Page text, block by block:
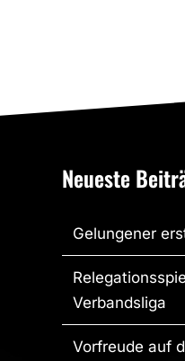
Neueste
Gelungener
Verbandsliga
Vorfreude auf